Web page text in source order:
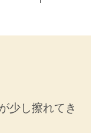
少し擦れてき